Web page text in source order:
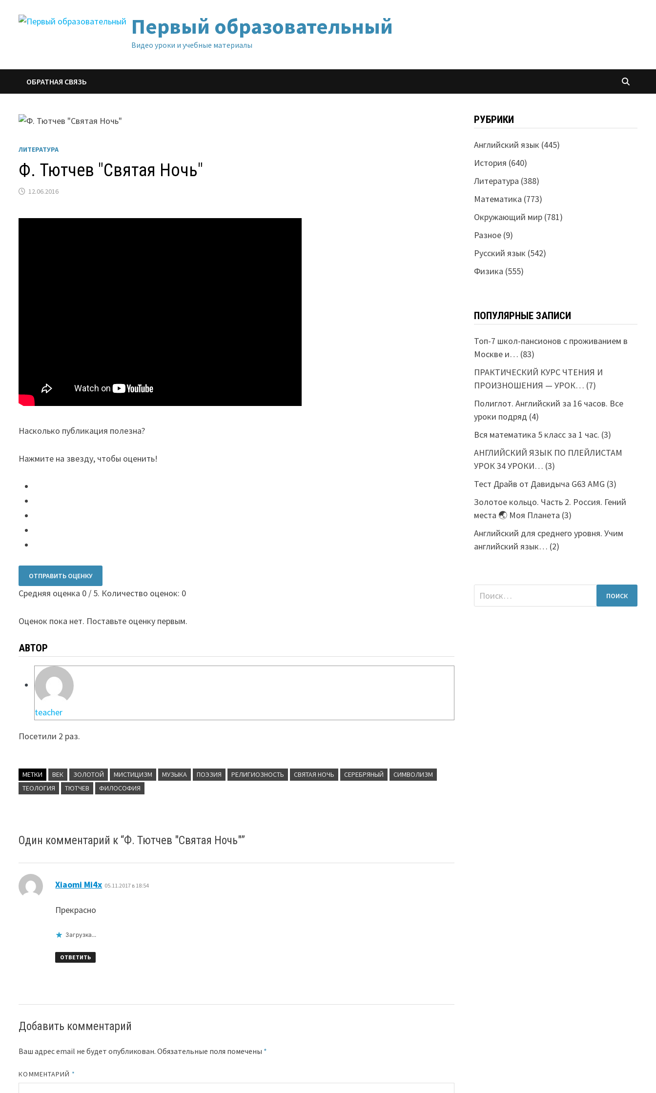
Первый образовательный
Видео уроки и учебные материалы
ОБРАТНАЯ СВЯЗЬ
ЛИТЕРАТУРА
Ф. Тютчев "Святая Ночь"
12.06.2016
Насколько публикация полезна?
Нажмите на звезду, чтобы оценить!
ОТПРАВИТЬ ОЦЕНКУ
Средняя оценка 0 / 5. Количество оценок: 0
Оценок пока нет. Поставьте оценку первым.
АВТОР
teacher
Посетили 2 раз.
МЕТКИ ВЕК ЗОЛОТОЙ МИСТИЦИЗМ МУЗЫКА ПОЭЗИЯ РЕЛИГИОЗНОСТЬ СВЯТАЯ НОЧЬ СЕРЕБРЯНЫЙ
СИМВОЛИЗМ
ТЕОЛОГИЯ
ТЮТЧЕВ ФИЛОСОФИЯ
Один комментарий к “Ф. Тютчев "Святая Ночь"”
Xiaomi Mi4x 05.11.2017 в 18:54
Прекрасно
Загрузка...
ОТВЕТИТЬ
Добавить комментарий
Ваш адрес email не будет опубликован. Обязательные поля помечены *
КОММЕНТАРИЙ *
РУБРИКИ
Английский язык (445)
История (640)
Литература (388)
Математика (773)
Окружающий мир(781)
Разное(9)
Русский язык (542)
Физика (555)
ПОПУЛЯРНЫЕ ЗАПИСИ
Топ-7 школ-пансионов с проживанием в
Москве и… (83)
ПРАКТИЧЕСКИЙ КУРС ЧТЕНИЯ И
ПРОИЗНОШЕНИЯ — УРОК… (7)
Полиглот. Английский за 16 часов. Все
уроки подряд (4)
Вся математика 5 класс за 1 час. (3)
АНГЛИЙСКИЙ ЯЗЫК ПО ПЛЕЙЛИСТАМ
УРОК 34 УРОКИ… (3)
Тест Драйв от Давидыча G63 AMG (3)
Золотое кольцо. Часть 2. Россия. Гений
места 🌏 Моя Планета (3)
Английский для среднего уровня. Учим
английский язык… (2)
Найти: